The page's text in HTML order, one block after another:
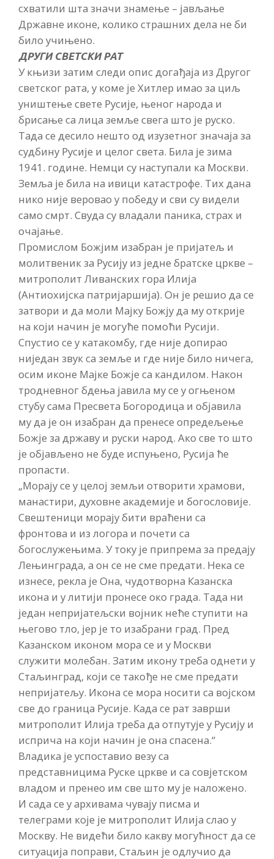
схватили шта значи знамење – јављање
Државне иконе, колико страшних дела не би
било учињено.
ДРУГИ СВЕТСКИ РАТ
У књизи затим следи опис догађаја из Другог
светског рата, у коме је Хитлер имао за циљ
уништење свете Русије, њеног народа и
брисање са лица земље свега што је руско.
Тада се десило нешто од изузетног значаја за
судбину Русије и целог света. Била је зима
1941. године. Немци су наступали ка Москви.
Земља је била на ивици катастрофе. Тих дана
нико није веровао у победу и сви су видели
само смрт. Свуда су владали паника, страх и
очајање.
Промислом Божјим изабран је пријатељ и
молитвеник за Русију из једне братске цркве –
митрополит Ливанских гора Илија
(Антиохијска патријаршија). Он је решио да се
затвори и да моли Мајку Божју да му открије
на који начин је могуће помоћи Русији.
Спустио се у катакомбу, где није допирао
ниједан звук са земље и где није било ничега,
осим иконе Мајке Божје са кандилом. Након
тродневног бдења јавила му се у огњеном
стубу сама Пресвета Богородица и објавила
му да је он изабран да пренесе опредељење
Божје за државу и руски народ. Ако све то што
је објављено не буде испуњено, Русија ће
пропасти.
„Морају се у целој земљи отворити храмови,
манастири, духовне академије и богословије.
Свештеници морају бити враћени са
фронтова и из логора и почети са
богослужењима. У току је припрема за предају
Лењинграда, а он се не сме предати. Нека се
изнесе, рекла је Она, чудотворна Казанска
икона и у литији пронесе око града. Тада ни
један непријатељски војник неће ступити на
његово тло, јер је то изабрани град. Пред
Казанском иконом мора се и у Москви
служити молебан. Затим икону треба однети у
Стаљинград, који се такође не сме предати
непријатељу. Икона се мора носити са војском
све до граница Русије. Када се рат заврши
митрополит Илија треба да отпутује у Русију и
исприча на који начин је она спасена.“
Владика је успоставио везу са
представницима Руске цркве и са совјетском
владом и пренео им све што му је наложено.
И сада се у архивама чувају писма и
телеграми које је митрополит Илија слао у
Москву. Не видећи било какву могућност да се
ситуација поправи, Стаљин је одлучио да